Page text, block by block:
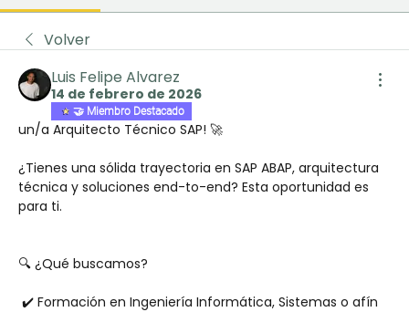
Volver
Luis Felipe Alvarez
14 de febrero de 2026
🤝 Miembro Destacado
un/a Arquitecto Técnico SAP! 🚀
¿Tienes una sólida trayectoria en SAP ABAP, arquitectura
técnica y soluciones end-to-end? Esta oportunidad es
para ti.
🔍 ¿Qué buscamos?
✔️ Formación en Ingeniería Informática, Sistemas o afín